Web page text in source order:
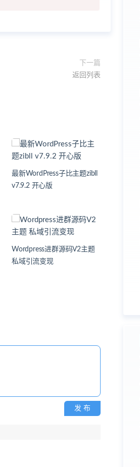
下一篇
返回列表
最新WordPress子比主题zibll
v7.9.2 开心版
Wordpress进群源码V2主题
私域引流变现
发 布